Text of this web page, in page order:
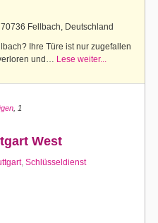
Fellbach, Deutschland
Ihre Türe ist nur zugefallen
und… Lese weiter...
, 1
West
, Schlüsseldienst